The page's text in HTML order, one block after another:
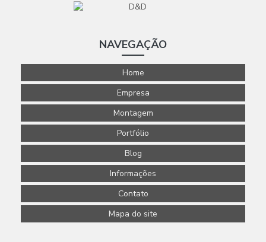
NAVEGAÇÃO
Home
Empresa
Montagem
Portfólio
Blog
Informações
Contato
Mapa do site